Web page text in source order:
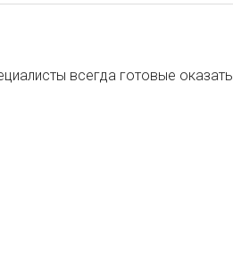
всегда готовые оказать